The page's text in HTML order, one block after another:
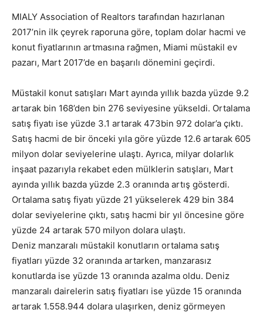
MIALY Association of Realtors tarafından hazırlanan
2017’nin ilk çeyrek raporuna göre, toplam dolar hacmi ve
konut fiyatlarının artmasına rağmen, Miami müstakil ev
pazarı, Mart 2017’de en başarılı dönemini geçirdi.
Müstakil konut satışları Mart ayında yıllık bazda yüzde 9.2
artarak bin 168’den bin 276 seviyesine yükseldi. Ortalama
satış fiyatı ise yüzde 3.1 artarak 473bin 972 dolar’a çıktı.
Satış hacmi de bir önceki yıla göre yüzde 12.6 artarak 605
milyon dolar seviyelerine ulaştı. Ayrıca, milyar dolarlık
inşaat pazarıyla rekabet eden mülklerin satışları, Mart
ayında yıllık bazda yüzde 2.3 oranında artış gösterdi.
Ortalama satış fiyatı yüzde 21 yükselerek 429 bin 384
dolar seviyelerine çıktı, satış hacmi bir yıl öncesine göre
yüzde 24 artarak 570 milyon dolara ulaştı.
Deniz manzaralı müstakil konutların ortalama satış
fiyatları yüzde 32 oranında artarken, manzarasız
konutlarda ise yüzde 13 oranında azalma oldu. Deniz
manzaralı dairelerin satış fiyatları ise yüzde 15 oranında
artarak 1.558.944 dolara ulaşırken, deniz görmeyen